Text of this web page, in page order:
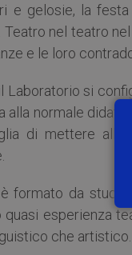
e gelosie, la
Teatro nel teatro
e le loro
Laboratorio si
alla normale
di mettere alla
formato da
quasi esperienza
che artistico.